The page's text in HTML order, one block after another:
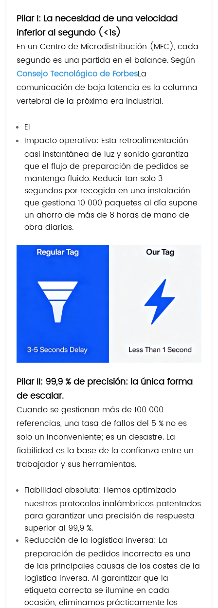
Pilar I: La necesidad de una velocidad
inferior al segundo (<1s)
En un Centro de Microdistribución (MFC), cada
segundo es una partida en el balance. Según
Consejo Tecnológico de ForbesLa
comunicación de baja latencia es la columna
vertebral de la próxima era industrial.
El
Impacto operativo: Esta retroalimentación
casi instantánea de luz y sonido garantiza
que el flujo de preparación de pedidos se
mantenga fluido. Reducir tan solo 3
segundos por recogida en una instalación
que gestiona 10 000 paquetes al día supone
un ahorro de más de 8 horas de mano de
obra diarias.
Pilar II: 99,9 % de precisión: la única forma
de escalar.
Cuando se gestionan más de 100 000
referencias, una tasa de fallos del 5 % no es
solo un inconveniente; es un desastre. La
fiabilidad es la base de la confianza entre un
trabajador y sus herramientas.
Fiabilidad absoluta: Hemos optimizado
nuestros protocolos inalámbricos patentados
para garantizar una precisión de respuesta
superior al 99,9 %.
Reducción de la logística inversa: La
preparación de pedidos incorrecta es una
de las principales causas de los costes de la
logística inversa. Al garantizar que la
etiqueta correcta se ilumine en cada
ocasión, eliminamos prácticamente los